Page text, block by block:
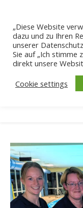
„Diese Website
dazu und zu Ihren
unserer
Sie auf „Ich stimme
direkt unsere
Cookie settings